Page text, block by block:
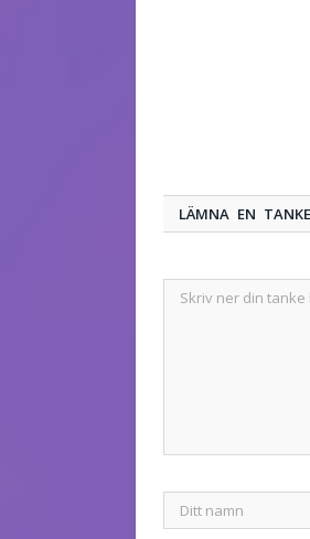
LÄMNA EN TANKE